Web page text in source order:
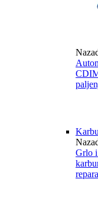
CDI
Grlo